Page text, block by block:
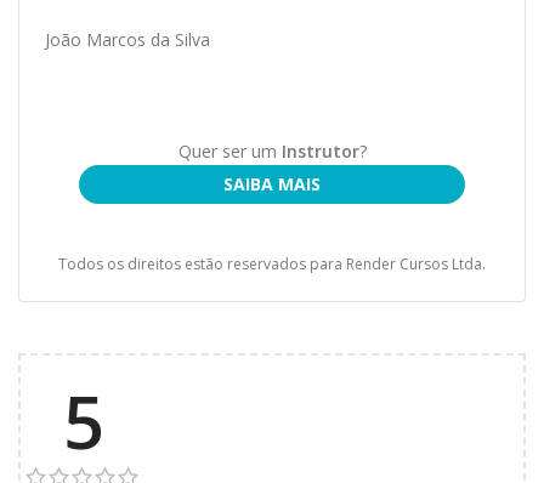
João Marcos da Silva
Quer ser um Instrutor?
SAIBA MAIS
Todos os direitos estão reservados para Render Cursos Ltda.
5